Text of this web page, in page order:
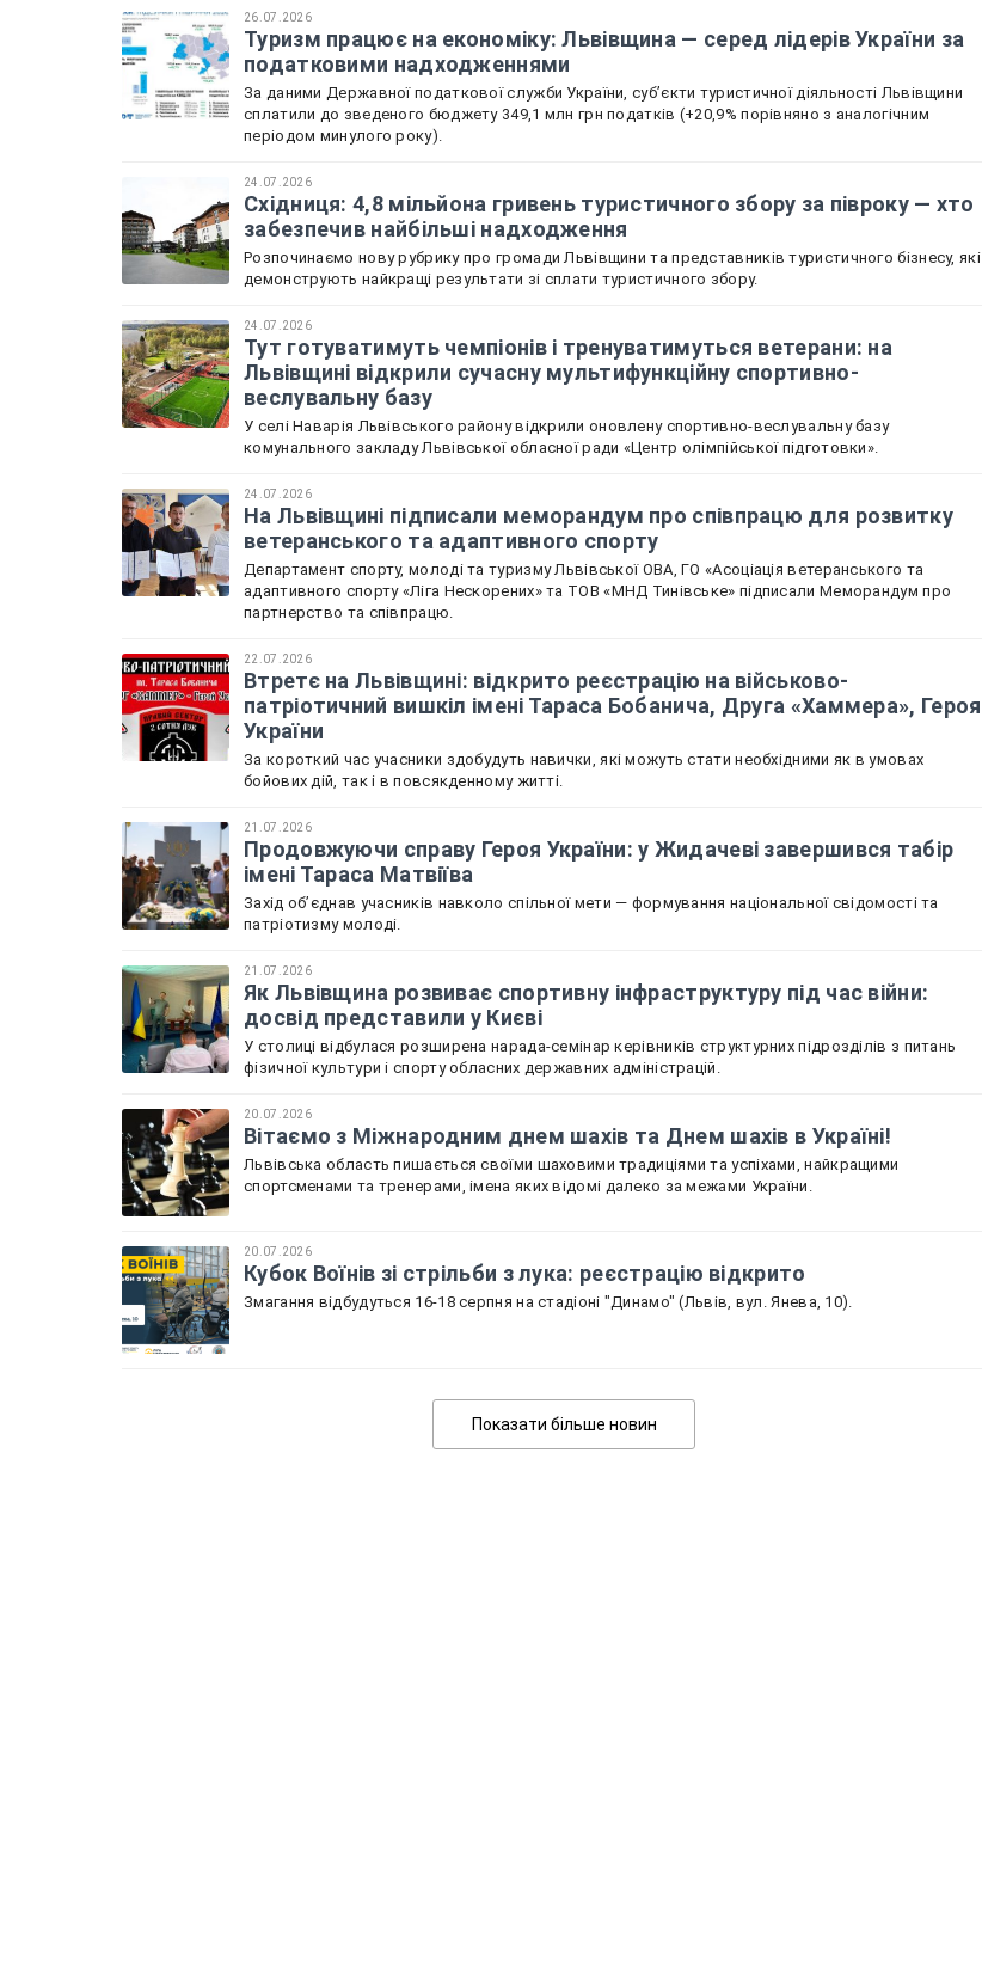
26.07.2026
Туризм працює на економіку: Львівщина — серед лідерів України за
податковими надходженнями
За даними Державної податкової служби України, суб’єкти туристичної діяльності Львівщини
сплатили до зведеного бюджету 349,1 млн грн податків (+20,9% порівняно з аналогічним
періодом минулого року).
24.07.2026
Східниця: 4,8 мільйона гривень туристичного збору за півроку — хто
забезпечив найбільші надходження
Розпочинаємо нову рубрику про громади Львівщини та представників туристичного бізнесу, які
демонструють найкращі результати зі сплати туристичного збору.
24.07.2026
Тут готуватимуть чемпіонів і тренуватимуться ветерани: на
Львівщині відкрили сучасну мультифункційну спортивно-
веслувальну базу
У селі Наварія Львівського району відкрили оновлену спортивно-веслувальну базу
комунального закладу Львівської обласної ради «Центр олімпійської підготовки».
24.07.2026
На Львівщині підписали меморандум про співпрацю для розвитку
ветеранського та адаптивного спорту
Департамент спорту, молоді та туризму Львівської ОВА, ГО «Асоціація ветеранського та
адаптивного спорту «Ліга Нескорених» та ТОВ «МНД Тинівське» підписали Меморандум про
партнерство та співпрацю.
22.07.2026
Втретє на Львівщині: відкрито реєстрацію на військово-
патріотичний вишкіл імені Тараса Бобанича, Друга «Хаммера», Героя
України
За короткий час учасники здобудуть навички, які можуть стати необхідними як в умовах
бойових дій, так і в повсякденному житті.
21.07.2026
Продовжуючи справу Героя України: у Жидачеві завершився табір
імені Тараса Матвіїва
Захід обʼєднав учасників навколо спільної мети — формування національної свідомості та
патріотизму молоді.
21.07.2026
Як Львівщина розвиває спортивну інфраструктуру під час війни:
досвід представили у Києві
У столиці відбулася розширена нарада-семінар керівників структурних підрозділів з питань
фізичної культури і спорту обласних державних адміністрацій.
20.07.2026
Вітаємо з Міжнародним днем шахів та Днем шахів в Україні!
Львівська область пишається своїми шаховими традиціями та успіхами, найкращими
спортсменами та тренерами, імена яких відомі далеко за межами України.
20.07.2026
Кубок Воїнів зі стрільби з лука: реєстрацію відкрито
Змагання відбудуться 16-18 серпня на стадіоні "Динамо" (Львів, вул. Янева, 10).
Показати більше новин